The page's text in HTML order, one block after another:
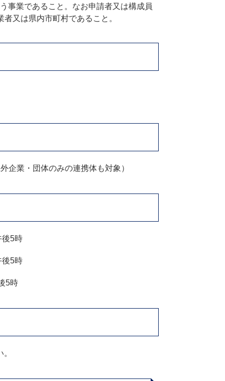
事業であること。なお申請者又は構成員
又は県内市町村であること。
企業・団体のみの連携体も対象）
後5時
後5時
5時